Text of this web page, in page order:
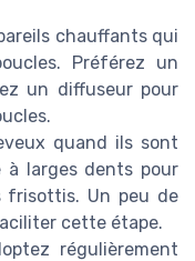
chauffants qui
Préférez un
un diffuseur pour
quand ils sont
à larges dents pour
frisottis. Un peu de
cette étape.
régulièrement